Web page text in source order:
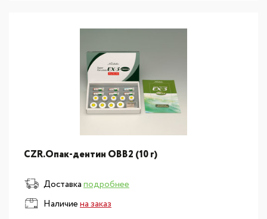
CZR.Опак-дентин ОВB2 (10 г)
Доставкаподробнее
Наличиена заказ